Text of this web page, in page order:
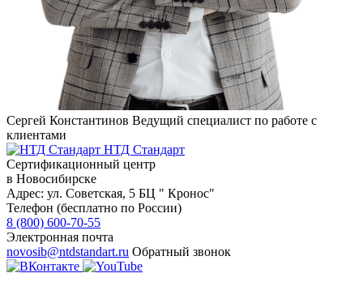
Сергей Константинов Ведущий специалист по работе с
клиентами
НТД Стандарт
Сертификационный центр
в Новосибирске
Адрес: ул. Советская, 5 БЦ " Кронос"
Телефон (бесплатно по России)
8 (800) 600-70-55
Электронная почта
novosib@ntdstandart.ru Обратный звонок